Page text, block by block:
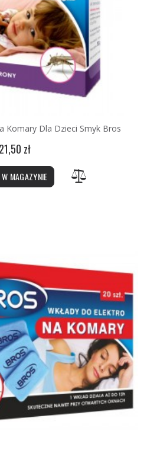
Komary Dla Dzieci Smyk Bros
21,50 zł
MAGAZYNIE